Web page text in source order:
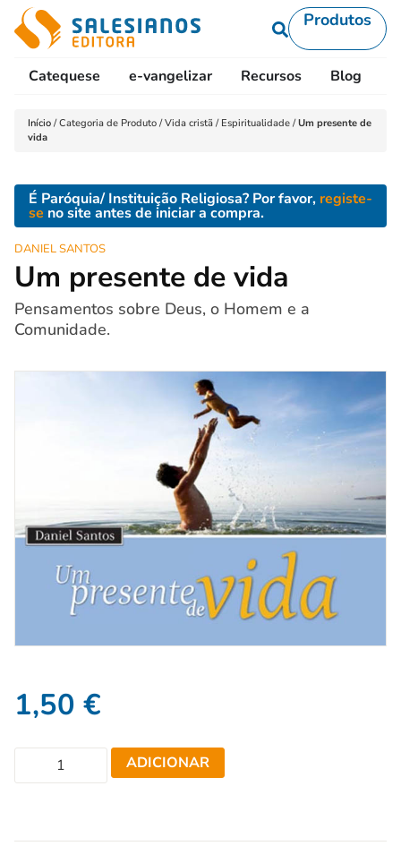
Produtos
Catequese e-vangelizar Recursos Blog
Início /Categoria de Produto /Vida cristã / Espiritualidade /Um presente de
vida
É Paróquia/ Instituição Religiosa? Por favor, registe-
se no site antes de iniciar a compra.
DANIEL SANTOS
Um presente de vida
Pensamentos sobre Deus, o Homem e a
Comunidade.
1,50 €
ADICIONAR